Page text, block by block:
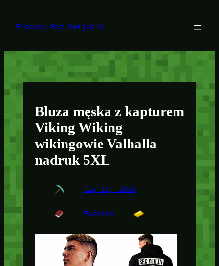
treści
Finanse Bez Owijania
Bluza męska z kapturem
Viking Wiking
wikingowie Valhalla
nadruk 5XL
lip 15, 2025
Fashion